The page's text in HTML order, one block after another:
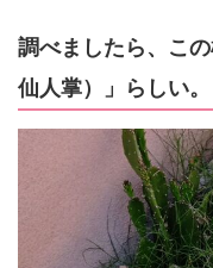
調べましたら、こ
仙人掌）」らしい。